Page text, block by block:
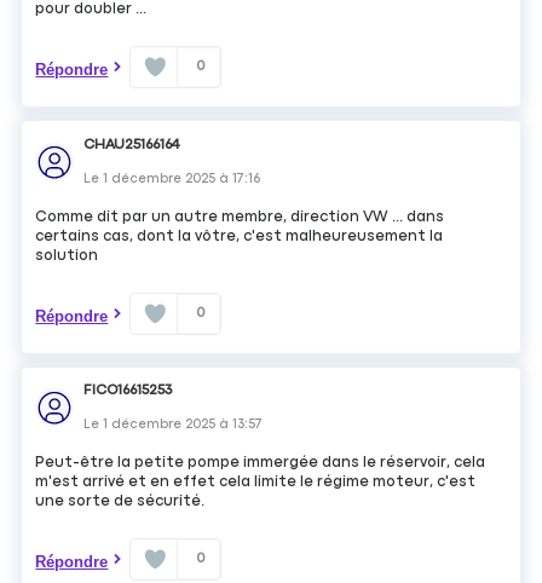
pour doubler ...
Répondre 0
CHAU25166164
Le1 décembre 2025 à17:16
Comme dit par un autre membre, direction VW ... dans
certains cas, dont la vôtre, c'est malheureusement la
solution
Répondre 0
FICO16615253
Le1 décembre 2025 à13:57
Peut-être la petite pompe immergée dans le réservoir, cela
m'est arrivé et en effet cela limite le régime moteur, c'est
une sorte de sécurité.
Répondre 0